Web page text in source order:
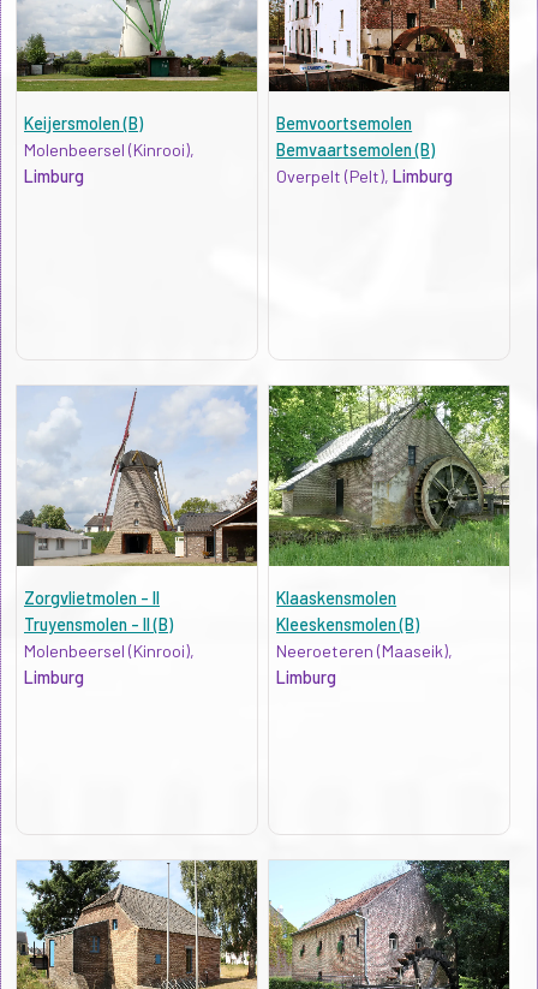
Keijersmolen (B)
Molenbeersel (Kinrooi),
Limburg
Bemvoortsemolen
Bemvaartsemolen (B)
Overpelt (Pelt),Limburg
Zorgvlietmolen - II
Truyensmolen - II (B)
Molenbeersel (Kinrooi),
Limburg
Klaaskensmolen
Kleeskensmolen (B)
Neeroeteren (Maaseik),
Limburg